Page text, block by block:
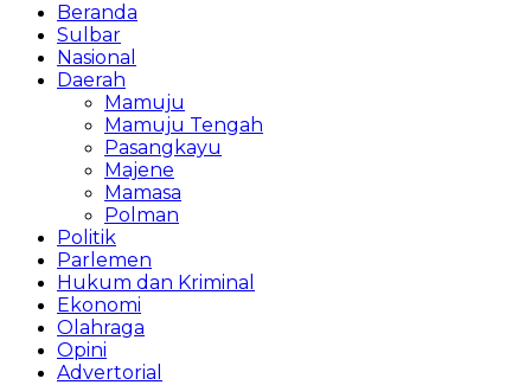
Beranda
Sulbar
Nasional
Daerah
Mamuju
Mamuju Tengah
Pasangkayu
Majene
Mamasa
Polman
Politik
Parlemen
Hukum dan Kriminal
Ekonomi
Olahraga
Opini
Advertorial